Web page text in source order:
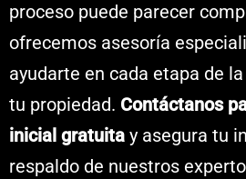
proceso puede parecer
ofrecemos asesoría
ayudarte en cada etapa de
tu propiedad. Contáctanos
inicial gratuita y asegura tu
respaldo de nuestros